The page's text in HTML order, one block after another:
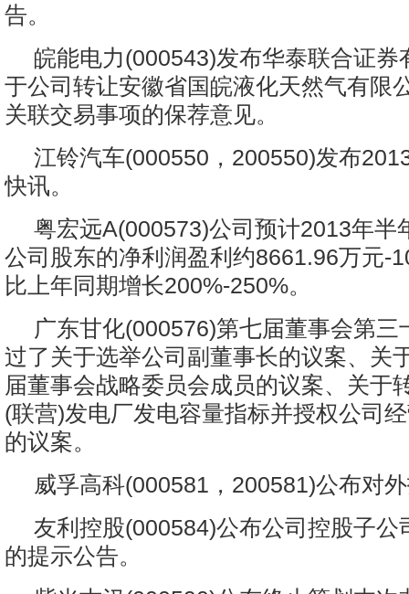
告。
皖能电力(000543)发布华泰联合证券
于公司转让安徽省国皖液化天然气有限
关联交易事项的保荐意见。
江铃汽车(000550，200550)发布
快讯。
粤宏远A(000573)公司预计2013年半
公司股东的净利润盈利约8661.96万元-
比上年同期增长200%-250%。
广东甘化(000576)第七届董事会第三
过了关于选举公司副董事长的议案、关
届董事会战略委员会成员的议案、关于
(联营)发电厂发电容量指标并授权公司
的议案。
威孚高科(000581，200581)公布对
友利控股(000584)公布公司控股子公
的提示公告。